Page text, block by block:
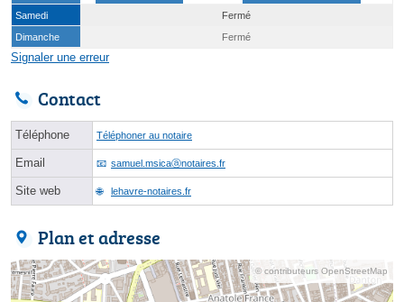
Samedi
Fermé
Dimanche
Fermé
Signaler une erreur
Contact
Téléphone Téléphoner au notaire
Email samuel.msicaⓐnotaires.fr
Site web lehavre-notaires.fr
Plan et adresse
© contributeurs OpenStreetMap